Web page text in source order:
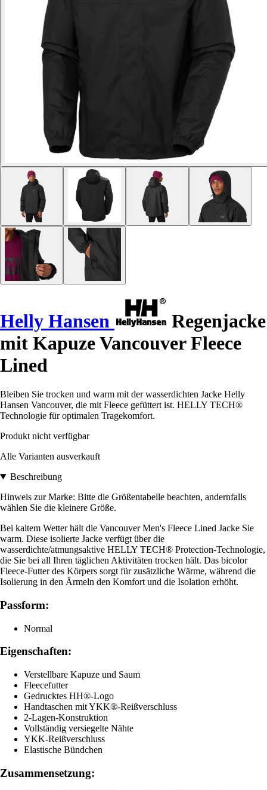
Helly Hansen
Regenjacke
mit Kapuze Vancouver Fleece
Lined
Bleiben Sie trocken und warm mit der wasserdichten Jacke Helly
Hansen Vancouver, die mit Fleece gefüttert ist. HELLY TECH®
Technologie für optimalen Tragekomfort.
Produkt nicht verfügbar
Alle Varianten ausverkauft
Beschreibung
Hinweis zur Marke: Bitte die Größentabelle beachten, andernfalls
wählen Sie die kleinere Größe.
Bei kaltem Wetter hält die Vancouver Men's Fleece Lined Jacke Sie
warm. Diese isolierte Jacke verfügt über die
wasserdichte/atmungsaktive HELLY TECH® Protection-Technologie,
die Sie bei all Ihren täglichen Aktivitäten trocken hält. Das bicolor
Fleece-Futter des Körpers sorgt für zusätzliche Wärme, während die
Isolierung in den Ärmeln den Komfort und die Isolation erhöht.
Passform:
Normal
Eigenschaften:
Verstellbare Kapuze und Saum
Fleecefutter
Gedrucktes HH®-Logo
Handtaschen mit YKK®-Reißverschluss
2-Lagen-Konstruktion
Vollständig versiegelte Nähte
YKK-Reißverschluss
Elastische Bündchen
Zusammensetzung: